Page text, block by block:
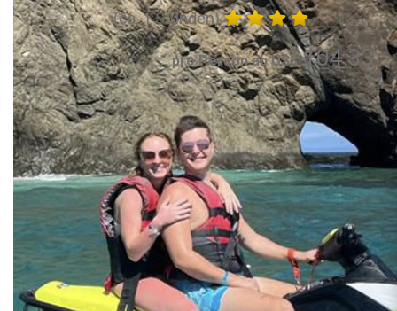
(ca. 1 Stunden)
pro Person ab US$104.33